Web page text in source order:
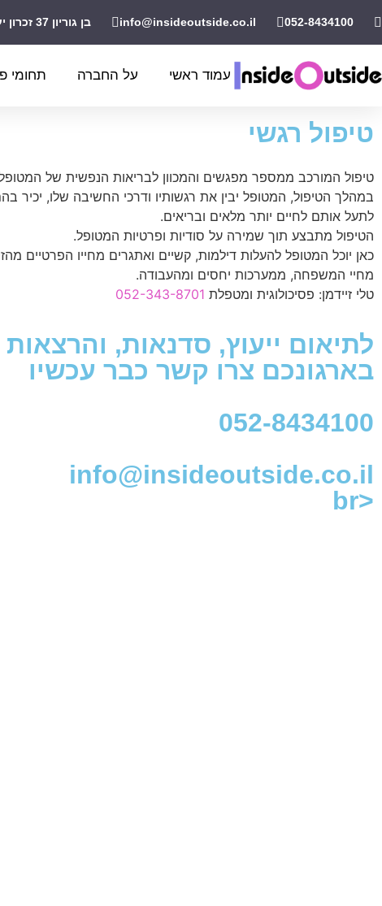
052-8434100
info@insideoutside.co.il בן גוריון 37 זכרון יעקב
עמוד ראשי על החברה תחומי
טיפול רגשי
טיפול המורכב ממספר מפגשים והמכוון לבריאות הנפשית של
במהלך הטיפול, המטופל יבין את רגשותיו ודרכי החשיבה שלו, יכיר
לתעל אותם לחיים יותר מלאים ובריאים.
הטיפול מתבצע תוך שמירה על סודיות ופרטיות המטופל.
כאן יוכל המטופל להעלות דילמות, קשיים ואתגרים מחייו הפרטיים
מחיי המשפחה, ממערכות יחסים ומהעבודה.
טלי זיידמן: פסיכולוגית ומטפלת 052-343-8701
לתיאום ייעוץ, סדנאות, והרצאות
בארגונכם צרו קשר כבר עכשיו
052-8434100
info@insideoutside.co.il
<br